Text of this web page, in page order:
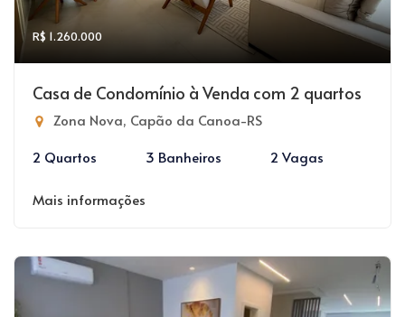
R$ 1.260.000
Casa de Condomínio à Venda com 2 quartos
Zona Nova, Capão da Canoa-RS
2 Quartos
3 Banheiros 2 Vagas
Mais informações